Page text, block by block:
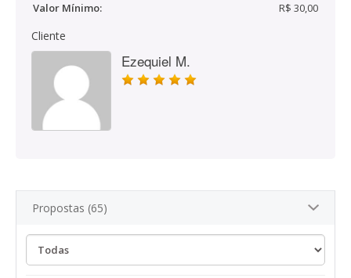
Valor Mínimo:
R$ 30,00
Cliente
Ezequiel M.
Propostas (65)